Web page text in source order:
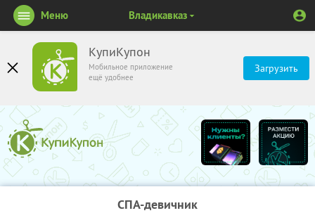
КупиКупон
Мобильное приложение
ещё удобнее
Загрузить
Меню Владикавказ
СПА-девичник